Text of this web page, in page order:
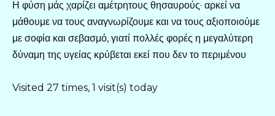
Η φύση μάς χαρίζει αμέτρητους θησαυρούς· αρκεί να
μάθουμε να τους αναγνωρίζουμε και να τους αξιοποιούμε
με σοφία και σεβασμό, γιατί πολλές φορές η μεγαλύτερη
δύναμη της υγείας κρύβεται εκεί που δεν το περιμένου
Visited 27 times, 1 visit(s) today